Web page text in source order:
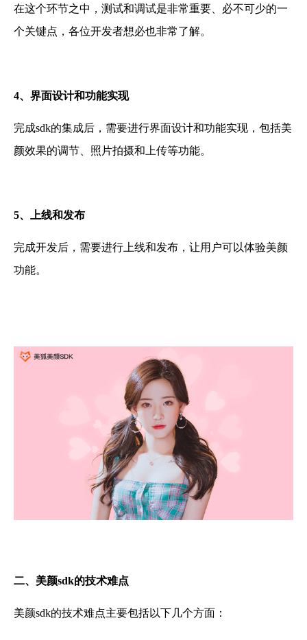
在这个环节之中，测试和调试是非常重要、必不可少的一
个关键点，各位开发者想必也非常了解。
4、 界面设计和功能实现
完成sdk的集成后，需要进行界面设计和功能实现，包括美
颜效果的调节、照片拍摄和上传等功能。
5、 上线和发布
完成开发后，需要进行上线和发布，让用户可以体验美颜
功能。
二、美颜sdk的技术难点
美颜sdk的技术难点主要包括以下几个方面：